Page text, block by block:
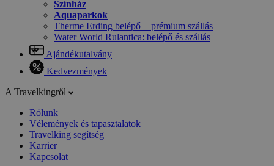
Színház
Aquaparkok
Therme Erding belépő + prémium szállás
Water World Rulantica: belépő és szállás
Ajándékutalvány
Kedvezmények
A Travelkingről
Rólunk
Vélemények és tapasztalatok
Travelking segítség
Karrier
Kapcsolat